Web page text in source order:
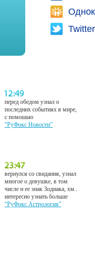
Twitter
перед обедом узнал о
последних событиях в мире,
с помошью
“РуФокс Новости”
вернулся со свидания, узнал
многое о девушке, в том
числе и ее знак Зодиака, хм..
интересно узнать больше
“РуФокс Астрология”